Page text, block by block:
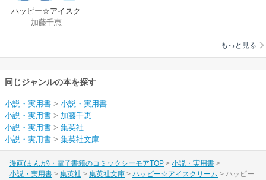
ハッピー☆アイスク
リーム
加藤千恵
もっと見る
同じジャンルの本を探す
小説・実用書 > 小説・実用書
小説・実用書 > 加藤千恵
小説・実用書 > 集英社
小説・実用書 > 集英社文庫
漫画(まんが)・電子書籍のコミックシーモアTOP
小説・実用書
小説・実用書
集英社 集英社文庫 ハッピー☆アイスクリーム
ハッピー